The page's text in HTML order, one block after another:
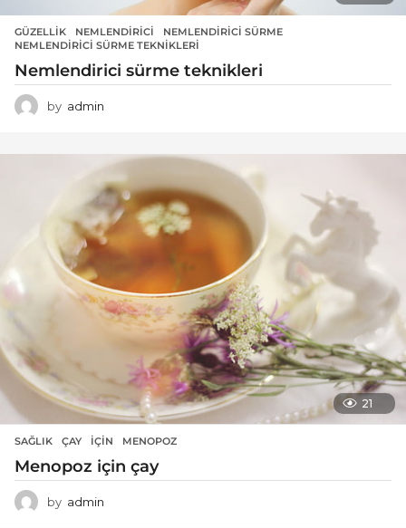
GÜZELLIK NEMLENDIRICI ,NEMLENDIRICI SÜRME
NEMLENDIRICI SÜRME TEKNIKLERI
Nemlendirici sürme teknikleri
by admin
21
SAĞLIK ÇAY ,IÇIN ,MENOPOZ
Menopoz için çay
by admin